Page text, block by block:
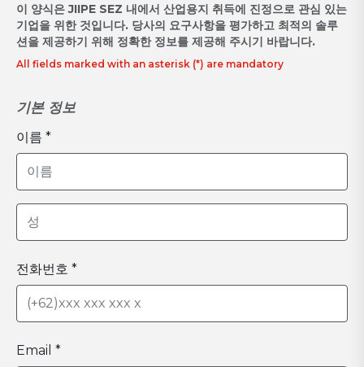
이 양식은 JIIPE SEZ 내에서 산업용지 취득에 진정으로 관심 있는
기업을 위한 것입니다. 당사의 요구사항을 평가하고 최적의 솔루
션을 제공하기 위해 정확한 정보를 제공해 주시기 바랍니다.
All fields marked with an asterisk (*) are mandatory
기본 정보
이름 *
전화번호 *
Email *